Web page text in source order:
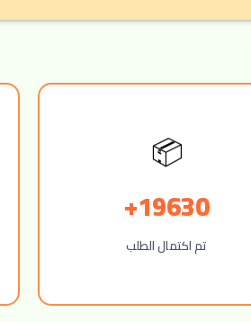
📦
19630+
تم اكتمال الطلب